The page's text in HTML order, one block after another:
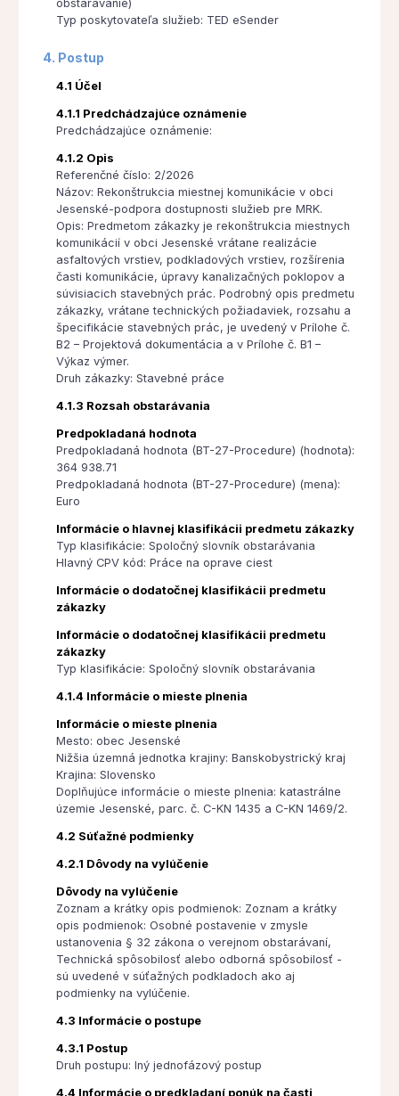
obstarávanie)
Typ poskytovateľa služieb: TED eSender
4. Postup
4.1 Účel
4.1.1 Predchádzajúce oznámenie
Predchádzajúce oznámenie:
4.1.2 Opis
Referenčné číslo: 2/2026
Názov: Rekonštrukcia miestnej komunikácie v obci
Jesenské-podpora dostupnosti služieb pre MRK.
Opis: Predmetom zákazky je rekonštrukcia miestnych
komunikácií v obci Jesenské vrátane realizácie
asfaltových vrstiev, podkladových vrstiev, rozšírenia
časti komunikácie, úpravy kanalizačných poklopov a
súvisiacich stavebných prác. Podrobný opis predmetu
zákazky, vrátane technických požiadaviek, rozsahu a
špecifikácie stavebných prác, je uvedený v Prílohe č.
B2 – Projektová dokumentácia a v Prílohe č. B1 –
Výkaz výmer.
Druh zákazky: Stavebné práce
4.1.3 Rozsah obstarávania
Predpokladaná hodnota
Predpokladaná hodnota (BT-27-Procedure) (hodnota):
364 938.71
Predpokladaná hodnota (BT-27-Procedure) (mena):
Euro
Informácie o hlavnej klasifikácii predmetu zákazky
Typ klasifikácie: Spoločný slovník obstarávania
Hlavný CPV kód: Práce na oprave ciest
Informácie o dodatočnej klasifikácii predmetu
zákazky
Informácie o dodatočnej klasifikácii predmetu
zákazky
Typ klasifikácie: Spoločný slovník obstarávania
4.1.4 Informácie o mieste plnenia
Informácie o mieste plnenia
Mesto: obec Jesenské
Nižšia územná jednotka krajiny: Banskobystrický kraj
Krajina: Slovensko
Doplňujúce informácie o mieste plnenia: katastrálne
územie Jesenské, parc. č. C-KN 1435 a C-KN 1469/2.
4.2 Súťažné podmienky
4.2.1 Dôvody na vylúčenie
Dôvody na vylúčenie
Zoznam a krátky opis podmienok: Zoznam a krátky
opis podmienok: Osobné postavenie v zmysle
ustanovenia § 32 zákona o verejnom obstarávaní,
Technická spôsobilosť alebo odborná spôsobilosť -
sú uvedené v súťažných podkladoch ako aj
podmienky na vylúčenie.
4.3 Informácie o postupe
4.3.1 Postup
Druh postupu: Iný jednofázový postup
4.4 Informácie o predkladaní ponúk na časti